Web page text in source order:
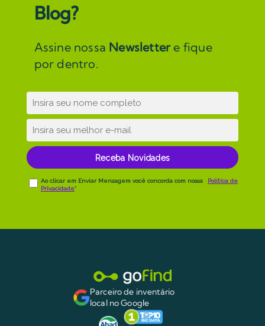
Blog?
Assine nossa Newslettere fique
por dentro.
Parceiro de inventário
local no Google